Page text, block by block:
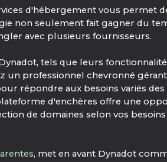
d'hébergement vous permet
non seulement fait gagner du
avec plusieurs fournisseurs.
tels que leurs
un professionnel chevronné gérant
répondre aux besoins variés des
d'enchères offre une
de domaines selon vos besoins
, met en avant Dynadot